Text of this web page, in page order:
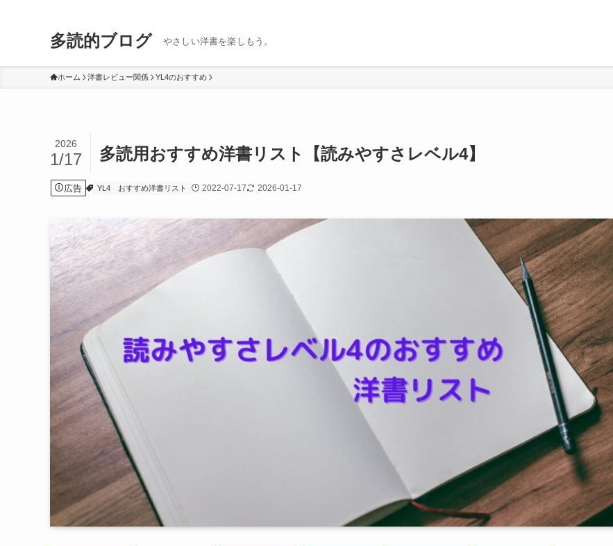
多読的ブログ やさしい洋書を楽しもう。
ホーム 洋書レビュー関係 YL4のおすすめ
多読用おすすめ洋書リスト【読みやすさレベル4】
2026
1/17
広告 YL4 おすすめ洋書リスト 2022-07-17 2026-01-17